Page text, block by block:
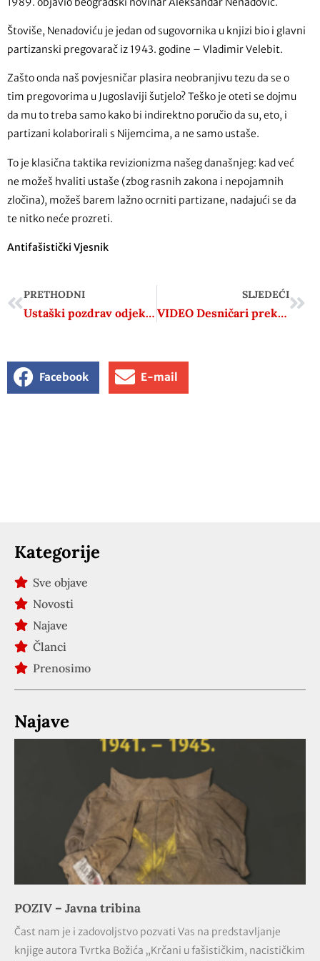
Štoviše, Nenadoviću je jedan od sugovornika u knjizi bio i glavni
partizanski pregovarač iz 1943. godine – Vladimir Velebit.
Zašto onda naš povjesničar plasira neobranjivu tezu da se o
tim pregovorima u Jugoslaviji šutjelo? Teško je oteti se dojmu
da mu to treba samo kako bi indirektno poručio da su, eto, i
partizani kolaborirali s Nijemcima, a ne samo ustaše.
To je klasična taktika revizionizma našeg današnjeg: kad već
ne možeš hvaliti ustaše (zbog rasnih zakona i nepojamnih
zločina), možeš barem lažno ocrniti partizane, nadajući se da
te nitko neće prozreti.
Antifašistički Vjesnik
PRETHODNI
Ustaški pozdrav odjekivao na Thompsonovom koncertu u Karlovcu
SLJEDEĆI
VIDEO Desničari prekinuli tribinu o Petrovačkoj cesti
Facebook E-mail
Kategorije
Sve objave
Novosti
Najave
Članci
Prenosimo
Najave
POZIV – Javna tribina
Čast nam je i zadovoljstvo pozvati Vas na predstavljanje
knjige autora Tvrtka Božića „Krčani u fašističkim, nacističkim